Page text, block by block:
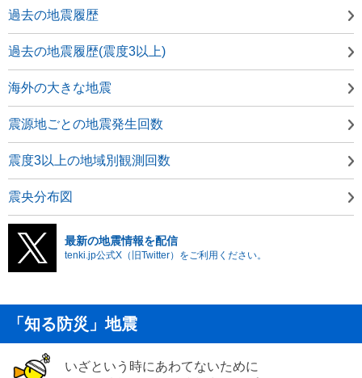
過去の地震履歴
過去の地震履歴(震度3以上)
海外の大きな地震
震源地ごとの地震発生回数
震度3以上の地域別観測回数
震央分布図
最新の地震情報を配信
tenki.jp公式X（旧Twitter）をご利用ください。
「知る防災」地震
いざという時にあわてないために